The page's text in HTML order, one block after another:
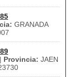
GRANADA
Provincia: JAEN